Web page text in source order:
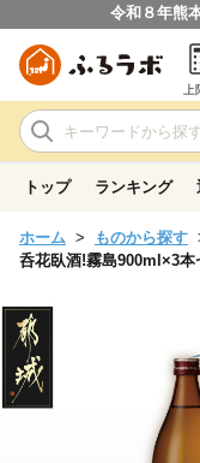
令和８年熊
トップ ランキング
ホーム ものから探す
呑花臥酒!霧島900ml×3